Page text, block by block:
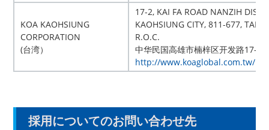
KOA KAOHSIUNG
CORPORATION
(台湾）
17-2, KAI FA ROAD NANZIH
KAOHSIUNG CITY, 811-677,
R.O.C.
中华民国高雄市楠梓区开发路17-2
http://www.koaglobal.com.tw/
採用についてのお問い合わせ先